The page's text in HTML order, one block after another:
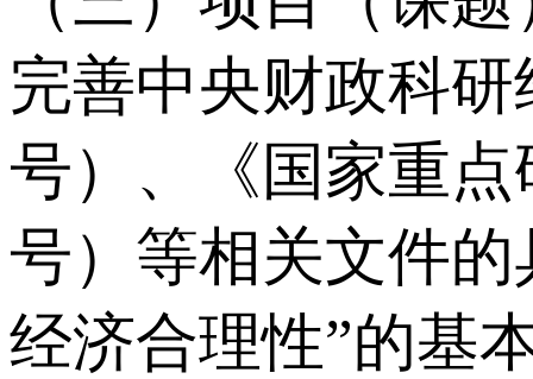
完善中央财政科
号）、《国家重
号）等相关文件
经济合理性”的基